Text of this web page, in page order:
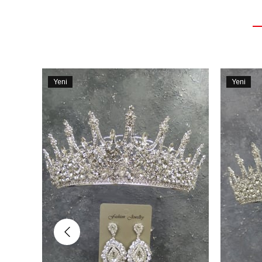
Yeni
Yeni